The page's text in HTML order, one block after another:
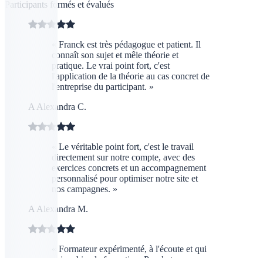
Participants formés et évalués
« Franck est très pédagogue et patient. Il
connaît son sujet et mêle théorie et
pratique. Le vrai point fort, c'est
l'application de la théorie au cas concret de
l'entreprise du participant. »
A Alexandra C.
« Le véritable point fort, c'est le travail
directement sur notre compte, avec des
exercices concrets et un accompagnement
personnalisé pour optimiser notre site et
nos campagnes. »
A Alexandra M.
« Formateur expérimenté, à l'écoute et qui